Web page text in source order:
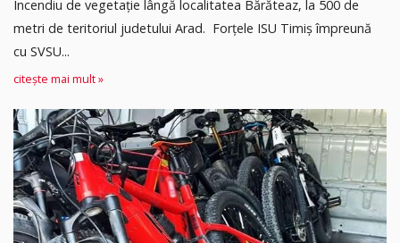
Incendiu de vegetație lângă localitatea Bărăteaz, la 500 de
metri de teritoriul judetului Arad. Forțele ISU Timiș împreună
cu SVSU...
citește mai mult »